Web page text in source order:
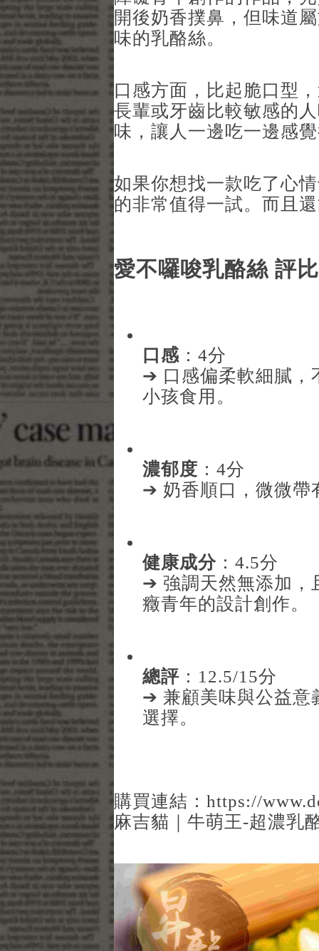
開後奶香撲鼻，但味道
味的乳酪絲。
口感方面，比起脆口型
長輩或牙齒比較敏感的
味，讓人一邊吃一邊感
如果你想找一款吃了心
的非常值得一試。而且
愛不囉唆乳酪絲 評比
口感 ：4分
➔ 口感偏柔軟細膩，
小孩食用。
濃郁度 ：4分
➔ 奶香順口，微微帶
健康成分 ：4.5分
➔ 強調天然無添加，
癥青年的設計創作。
總評 ：12.5/15分
➔ 兼顧美味與公益意
選擇。
購買連結： https://
麻吉貓｜牛萌王-超濃乳